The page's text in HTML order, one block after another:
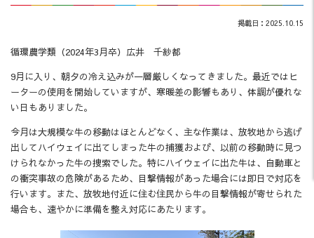
掲載日：2025.10.15
循環農学類（2024年3月卒）広井 千紗都
9月に入り、朝夕の冷え込みが一層厳しくなってきました。最近ではヒ
ーターの使用を開始していますが、寒暖差の影響もあり、体調が優れな
い日もありました。
今月は大規模な牛の移動はほとんどなく、主な作業は、放牧地から逃げ
出してハイウェイに出てしまった牛の捕獲および、以前の移動時に見つ
けられなかった牛の捜索でした。特にハイウェイに出た牛は、自動車と
の衝突事故の危険があるため、目撃情報があった場合には即日で対応を
行います。また、放牧地付近に住む住民から牛の目撃情報が寄せられた
場合も、速やかに準備を整え対応にあたります。